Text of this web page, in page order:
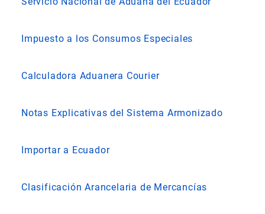
Impuesto a los Consumos Especiales
Calculadora Aduanera Courier
Notas Explicativas del Sistema Armonizado
Importar a Ecuador
Clasificación Arancelaria de Mercancías